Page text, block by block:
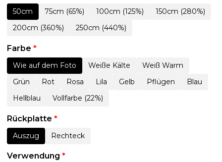
50cm 75cm (65%) 100cm (125%)
150cm (280%)
200cm (360%)
250cm (440%)
Farbe *
Wie auf dem Foto Weiße Kälte
Weiß Warm
Grün
Rot Rosa Lila Gelb Pflügen
Blau
Hellblau
Vollfarbe (22%)
Rückplatte *
Auszug Rechteck
Verwendung *